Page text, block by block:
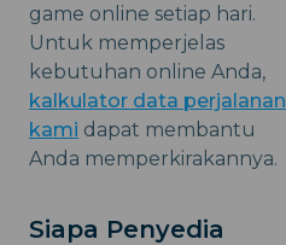
game online setiap hari.
Untuk memperjelas
kebutuhan online Anda,
kalkulator data perjalanan
kami dapat membantu
Anda memperkirakannya.
Siapa Penyedia